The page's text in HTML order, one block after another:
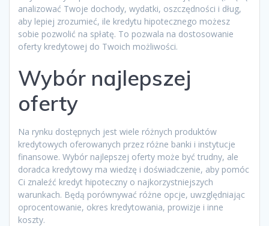
analizować Twoje dochody, wydatki, oszczędności i dług,
aby lepiej zrozumieć, ile kredytu hipotecznego możesz
sobie pozwolić na spłatę. To pozwala na dostosowanie
oferty kredytowej do Twoich możliwości.
Wybór najlepszej
oferty
Na rynku dostępnych jest wiele różnych produktów
kredytowych oferowanych przez różne banki i instytucje
finansowe. Wybór najlepszej oferty może być trudny, ale
doradca kredytowy ma wiedzę i doświadczenie, aby pomóc
Ci znaleźć kredyt hipoteczny o najkorzystniejszych
warunkach. Będą porównywać różne opcje, uwzględniając
oprocentowanie, okres kredytowania, prowizje i inne
koszty.